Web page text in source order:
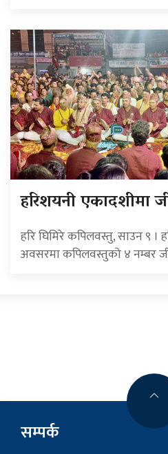
हरिशयनी एकादशीमा
हरि घिमिरे कपिलवस्तु, साउन ९ ।
अवसरमा कपिलवस्तुको ४ नम्बर
सम्पर्क